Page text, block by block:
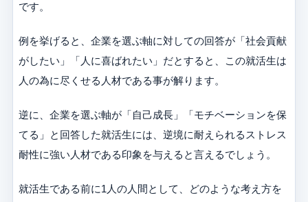
です。
例を挙げると、企業を選ぶ軸に対しての回答が「社会貢献
がしたい」「人に喜ばれたい」だとすると、この就活生は
人の為に尽くせる人材である事が解ります。
逆に、企業を選ぶ軸が「自己成長」「モチベーションを保
てる」と回答した就活生には、逆境に耐えられるストレス
耐性に強い人材である印象を与えると言えるでしょう。
就活生である前に1人の人間として、どのような考え方を